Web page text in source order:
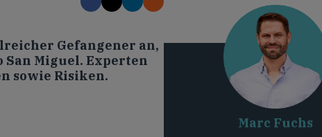
Gefangener an,
Miguel. Experten
sowie Risiken.
Marc Fuchs